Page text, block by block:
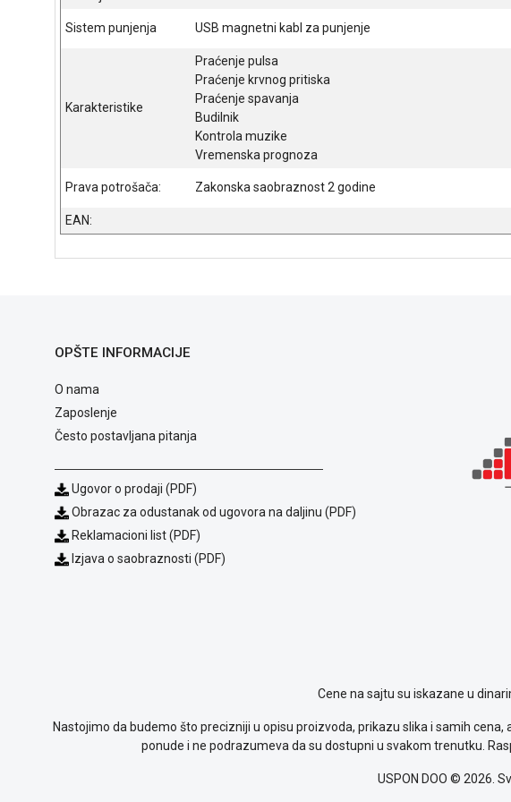
Sistem punjenja USB magnetni kabl za punjenje
Karakteristike
Praćenje pulsa
Praćenje krvnog pritiska
Praćenje spavanja
Budilnik
Kontrola muzike
Vremenska prognoza
Prava potrošača: Zakonska saobraznost 2 godine
EAN:
OPŠTE INFORMACIJE
O nama
Zaposlenje
Često postavljana pitanja
Ugovor o prodaji (PDF)
Obrazac za odustanak od ugovora na daljinu (PDF)
Reklamacioni list (PDF)
Izjava o saobraznosti (PDF)
Cene na sajtu su iskazane u
Nastojimo da budemo što precizniji u opisu proizvoda, prikazu slika i samih
ponude i ne podrazumeva da su dostupni u svakom trenutku.
USPON DOO © 2026.